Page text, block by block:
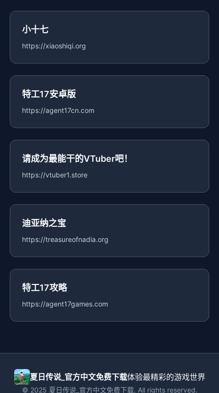
小十七
https://xiaoshiqi.org
特工17安卓版
https://agent17cn.com
请成为最能干的VTuber吧！
https://vtuber1.store
迪亚纳之宝
https://treasureofnadia.org
特工17攻略
https://agent17games.com
夏日传说_官方中文免费下载体验最精彩的游戏世界
© 2025 夏日传说_官方中文免费下载. All rights reserved.